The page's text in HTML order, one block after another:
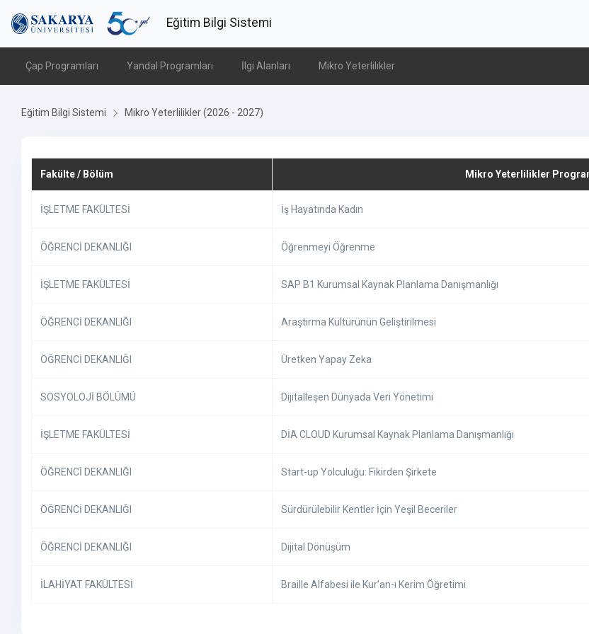
Eğitim Bilgi Sistemi
Çap Programları Yandal Programları İlgi Alanları Mikro Yeterlilikler
Eğitim Bilgi Sistemi Mikro Yeterlilikler (2026 - 2027)
Fakülte / Bölüm Mikro Yeterlilikler
İŞLETME FAKÜLTESİ İş Hayatında Kadın
ÖĞRENCİ DEKANLIĞI Öğrenmeyi Öğrenme
İŞLETME FAKÜLTESİ SAP B1 Kurumsal Kaynak Planlama Danışmanlığı
ÖĞRENCİ DEKANLIĞI Araştırma Kültürünün Geliştirilmesi
ÖĞRENCİ DEKANLIĞI Üretken Yapay Zeka
SOSYOLOJİ BÖLÜMÜ Dijitalleşen Dünyada Veri Yönetimi
İŞLETME FAKÜLTESİ DİA CLOUD Kurumsal Kaynak Planlama Danışmanlığı
ÖĞRENCİ DEKANLIĞI Start-up Yolculuğu: Fikirden Şirkete
ÖĞRENCİ DEKANLIĞI Sürdürülebilir Kentler İçin Yeşil Beceriler
ÖĞRENCİ DEKANLIĞI Dijital Dönüşüm
İLAHİYAT FAKÜLTESİ Braille Alfabesi ile Kur’an-ı Kerim Öğretimi